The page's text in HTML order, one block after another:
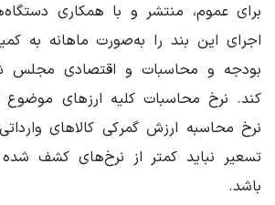
برای عموم، منتشر و با همکاری
اجرای این بند را ‌به‌صورت ماهانه به
بودجه و محاسبات و اقتصادی مجلس
کند. نرخ محاسبات کلیه ارزهای موضوع
نرخ محاسبه ارزش گمرکی کالاهای
تسعیر نباید کمتر از نرخ‌های کشف شده
باشد.